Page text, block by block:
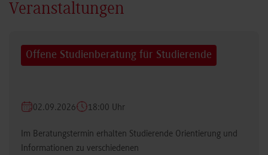
Veranstaltungen
Offene Studienberatung für Studierende
02.09.2026 18:00 Uhr
Im Beratungstermin erhalten Studierende Orientierung und
Informationen zu verschiedenen